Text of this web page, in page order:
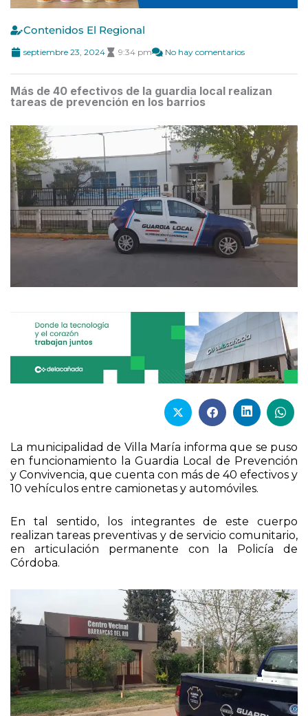
Contenidos El Regional
septiembre 23, 2024 9:34 pm No hay comentarios
Más de 40 efectivos de la guardia local realizan
tareas de prevención en los barrios
La municipalidad de Villa María informa que se puso
en funcionamiento la Guardia Local de Prevención
y Convivencia, que cuenta con más de 40 efectivos y
10 vehículos entre camionetas y automóviles.
En tal sentido, los integrantes de este cuerpo
realizan tareas preventivas y de servicio comunitario,
en articulación permanente con la Policía de
Córdoba.